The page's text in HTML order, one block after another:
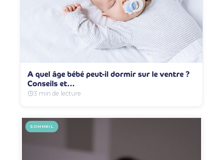
A quel âge bébé peut-il dormir sur le ventre ?
Conseils et…
3 min de lecture
SOMMEIL